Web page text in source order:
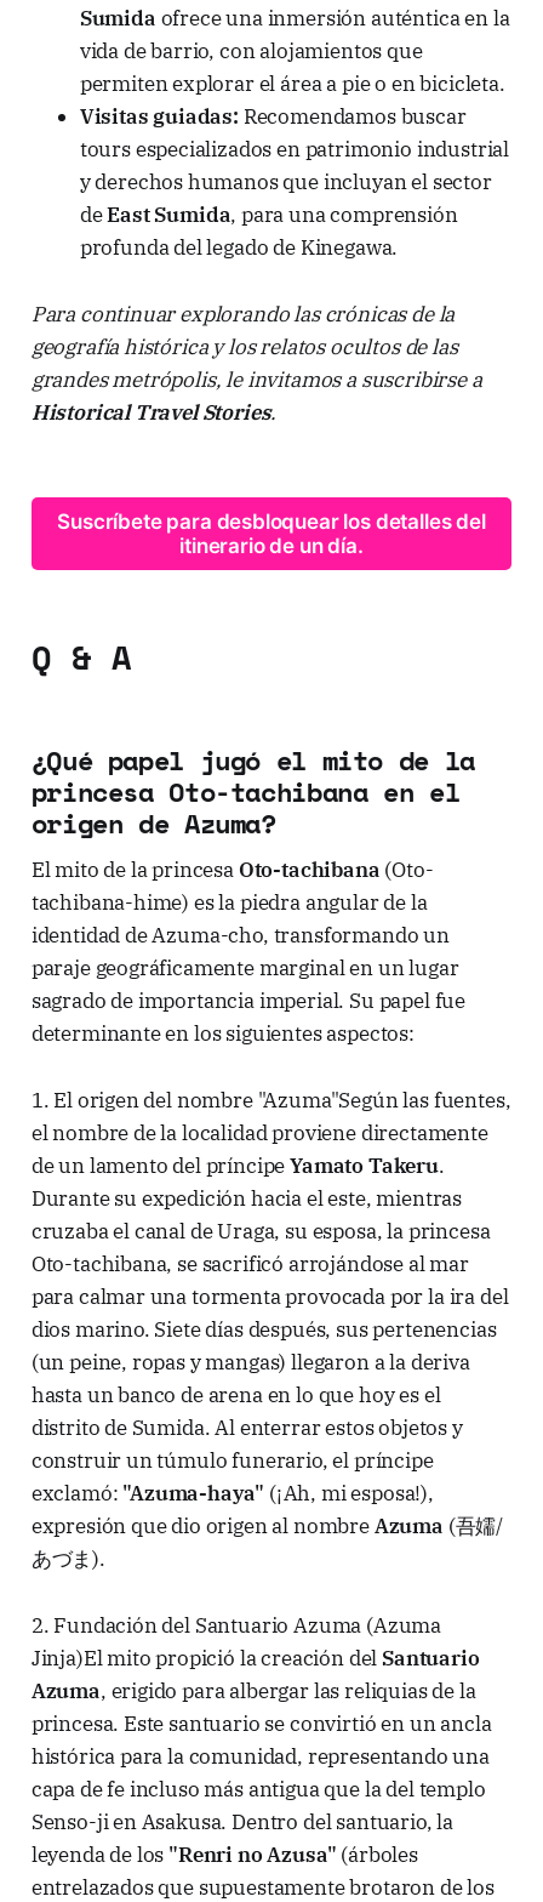
Sumida ofrece una inmersión auténtica en la
vida de barrio, con alojamientos que
permiten explorar el área a pie o en bicicleta.
Visitas guiadas: Recomendamos buscar
tours especializados en patrimonio industrial
y derechos humanos que incluyan el sector
deEast Sumida, para una comprensión
profunda del legado de Kinegawa.
Para continuar explorando las crónicas de la
geografía histórica y los relatos ocultos de las
grandes metrópolis, le invitamos a suscribirse a
Historical Travel Stories.
Suscríbete para desbloquear los detalles del
itinerario de un día.
Q & A
¿Qué papel jugó el mito de la
princesa Oto-tachibana en el
origen de Azuma?
El mito de la princesa Oto-tachibana (Oto-
tachibana-hime) es la piedra angular de la
identidad de Azuma-cho, transformando un
paraje geográficamente marginal en un lugar
sagrado de importancia imperial. Su papel fue
determinante en los siguientes aspectos:
1. El origen del nombre "Azuma"Según las fuentes,
el nombre de la localidad proviene directamente
de un lamento del príncipeYamato Takeru.
Durante su expedición hacia el este, mientras
cruzaba el canal de Uraga, su esposa, la princesa
Oto-tachibana, se sacrificó arrojándose al mar
para calmar una tormenta provocada por la ira del
dios marino. Siete días después, sus pertenencias
(un peine, ropas y mangas) llegaron a la deriva
hasta un banco de arena en lo que hoy es el
distrito de Sumida. Al enterrar estos objetos y
construir un túmulo funerario, el príncipe
exclamó: "Azuma-haya" (¡Ah, mi esposa!),
expresión que dio origen al nombreAzuma (吾嬬/
あづま).
2. Fundación del Santuario Azuma (Azuma
Jinja)El mito propició la creación del Santuario
Azuma, erigido para albergar las reliquias de la
princesa. Este santuario se convirtió en un ancla
histórica para la comunidad, representando una
capa de fe incluso más antigua que la del templo
Senso-ji en Asakusa. Dentro del santuario, la
leyenda de los "Renri no Azusa" (árboles
entrelazados que supuestamente brotaron de los